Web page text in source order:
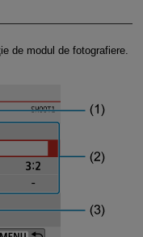
de modul de fotografiere.